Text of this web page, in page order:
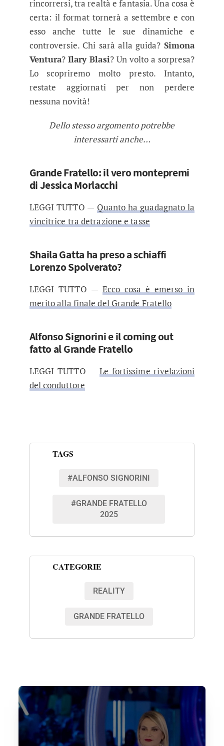
rincorrersi, tra realtà e fantasia. Una cosa è
certa: il format tornerà a settembre e con
esso anche tutte le sue dinamiche e
controversie. Chi sarà alla guida? Simona
Ventura?Ilary Blasi? Un volto a sorpresa?
Lo scopriremo molto presto. Intanto,
restate aggiornati per non perdere
nessuna novità!
Dello stesso argomento potrebbe
interessarti anche…
Grande Fratello: il vero montepremi
di Jessica Morlacchi
LEGGI TUTTO — Quanto ha guadagnato la
vincitrice tra detrazione e tasse
Shaila Gatta ha preso a schiaffi
Lorenzo Spolverato?
LEGGI TUTTO — Ecco cosa è emerso in
merito alla finale del Grande Fratello
Alfonso Signorini e il coming out
fatto al Grande Fratello
LEGGI TUTTO — Le fortissime rivelazioni
del conduttore
TAGS
#ALFONSO SIGNORINI
#GRANDE FRATELLO
2025
CATEGORIE
REALITY
GRANDE FRATELLO